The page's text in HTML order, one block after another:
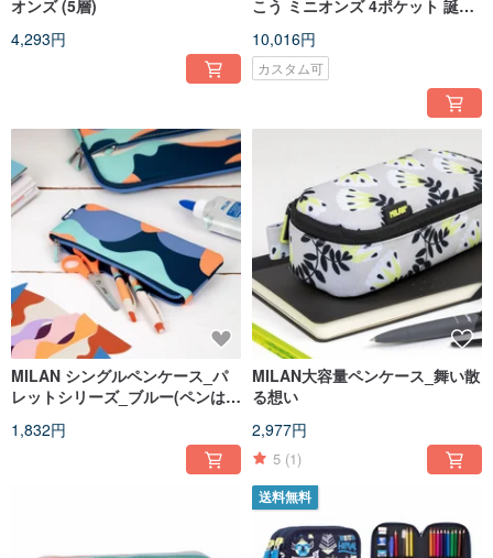
オンズ (5層)
4,293円
こう ミニオンズ 4ポケット 誕生
10,016円
カスタム可
MILAN シングルペンケース_パ
レットシリーズ_ブルー(ペンは含
1,832円
MILAN大容量ペンケース_舞い散
る想い
2,977円
5 (1)
送料無料